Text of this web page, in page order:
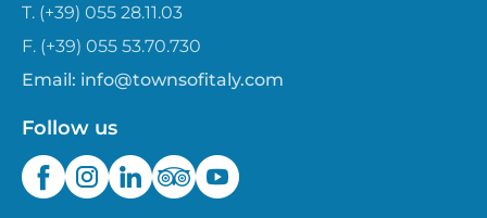
T. (+39) 055 28.11.03
F. (+39) 055 53.70.730
Email: info@townsofitaly.com
Follow us